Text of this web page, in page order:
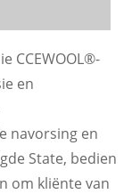
CCEWOOL®-
en
navorsing en
State, bedien
om kliënte van